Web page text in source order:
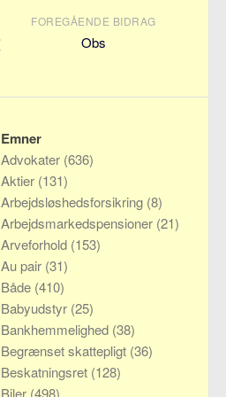
FOREGÅENDE BIDRAG
Obs
Emner
Advokater (636)
Aktier (131)
Arbejdsløshedsforsikring (8)
Arbejdsmarkedspensioner (21)
Arveforhold (153)
Au pair (31)
Både (410)
Babyudstyr (25)
Bankhemmelighed (38)
Begrænset skattepligt (36)
Beskatningsret (128)
Biler (498)